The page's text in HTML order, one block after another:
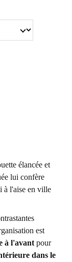
élancée et
lui confère
à l'aise en ville
est
à l'avant pour
dans le